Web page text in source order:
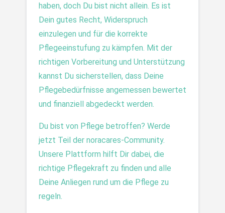
haben, doch Du bist nicht allein. Es ist
Dein gutes Recht, Widerspruch
einzulegen und für die korrekte
Pflegeeinstufung zu kämpfen. Mit der
richtigen Vorbereitung und Unterstützung
kannst Du sicherstellen, dass Deine
Pflegebedürfnisse angemessen bewertet
und finanziell abgedeckt werden.
Du bist von Pflege betroffen? Werde
jetzt Teil der noracares-Community.
Unsere Plattform hilft Dir dabei, die
richtige Pflegekraft zu finden und alle
Deine Anliegen rund um die Pflege zu
regeln.